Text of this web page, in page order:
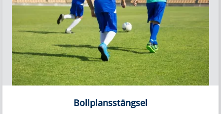
Bollplansstängsel